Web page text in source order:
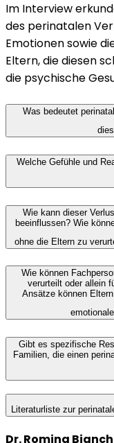
Im Interview
des perinatalen
Emotionen sowie
Eltern, die diesen
die psychische
Was bedeutet
Welche Gefühle und
Wie kann dieser
beeinflussen? Wie
ohne die Eltern zu
Wie können
verurteilt oder allein
Ansätze können
Gibt es spezifische
Familien, die einen
Literaturliste zur
Dr. Romina